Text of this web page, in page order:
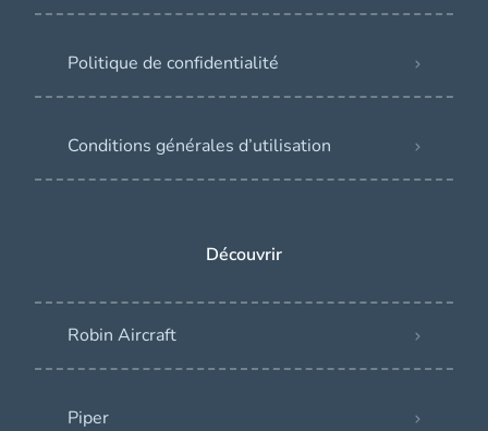
Politique de confidentialité
Conditions générales d’utilisation
Découvrir
Robin Aircraft
Piper